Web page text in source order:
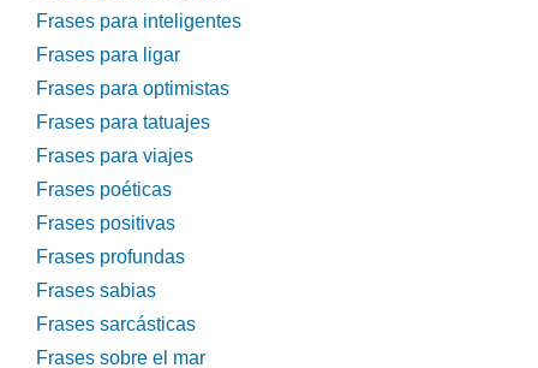
Frases para inteligentes
Frases para ligar
Frases para optimistas
Frases para tatuajes
Frases para viajes
Frases poéticas
Frases positivas
Frases profundas
Frases sabias
Frases sarcásticas
Frases sobre el mar